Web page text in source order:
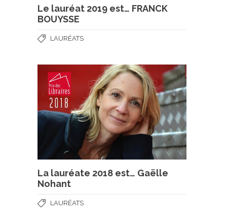
Le lauréat 2019 est… FRANCK
BOUYSSE
LAURÉATS
La lauréate 2018 est… Gaëlle
Nohant
LAURÉATS